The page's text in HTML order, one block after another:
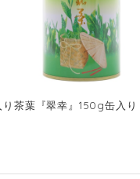
り茶葉『翠幸』150g缶入り